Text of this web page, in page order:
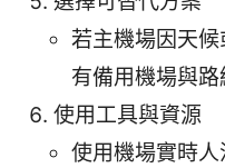
若主機場因天
有備用機場與路
使用工具與資源
使用機場實時